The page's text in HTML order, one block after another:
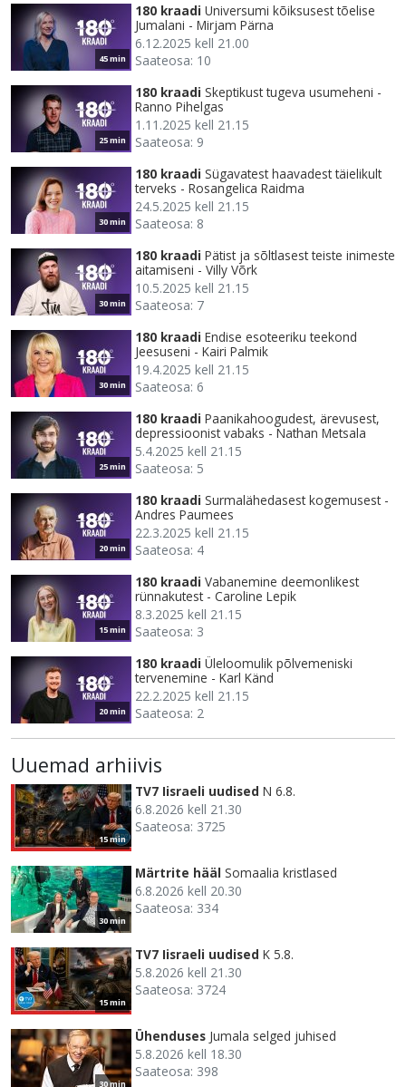
45 min
180 kraadi Universumi kõiksusest tõelise
Jumalani - Mirjam Pärna
6.12.2025 kell 21.00
Saateosa: 10
25 min
180 kraadi Skeptikust tugeva usumeheni -
Ranno Pihelgas
1.11.2025 kell 21.15
Saateosa: 9
30 min
180 kraadi Sügavatest haavadest täielikult
terveks - Rosangelica Raidma
24.5.2025 kell 21.15
Saateosa: 8
30 min
180 kraadi Pätist ja sõltlasest teiste inimeste
aitamiseni - Villy Võrk
10.5.2025 kell 21.15
Saateosa: 7
30 min
180 kraadi Endise esoteeriku teekond
Jeesuseni - Kairi Palmik
19.4.2025 kell 21.15
Saateosa: 6
25 min
180 kraadi Paanikahoogudest, ärevusest,
depressioonist vabaks - Nathan Metsala
5.4.2025 kell 21.15
Saateosa: 5
20 min
180 kraadi Surmalähedasest kogemusest -
Andres Paumees
22.3.2025 kell 21.15
Saateosa: 4
15 min
180 kraadi Vabanemine deemonlikest
rünnakutest - Caroline Lepik
8.3.2025 kell 21.15
Saateosa: 3
20 min
180 kraadi Üleloomulik põlvemeniski
tervenemine - Karl Känd
22.2.2025 kell 21.15
Saateosa: 2
Uuemad arhiivis
15 min
TV7 Iisraeli uudised N 6.8.
6.8.2026 kell 21.30
Saateosa: 3725
30 min
Märtrite hääl Somaalia kristlased
6.8.2026 kell 20.30
Saateosa: 334
15 min
TV7 Iisraeli uudised K 5.8.
5.8.2026 kell 21.30
Saateosa: 3724
30 min
Ühenduses Jumala selged juhised
5.8.2026 kell 18.30
Saateosa: 398